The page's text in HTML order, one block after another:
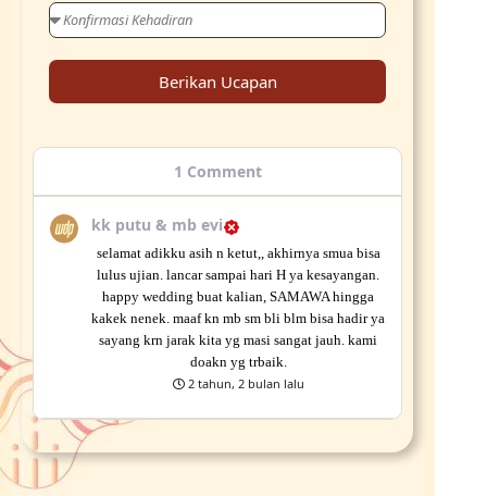
Berikan Ucapan
1 Comment
kk putu & mb evi
selamat adikku asih n ketut,, akhirnya smua bisa
lulus ujian. lancar sampai hari H ya kesayangan.
happy wedding buat kalian, SAMAWA hingga
kakek nenek. maaf kn mb sm bli blm bisa hadir ya
sayang krn jarak kita yg masi sangat jauh. kami
doakn yg trbaik.
2 tahun, 2 bulan lalu